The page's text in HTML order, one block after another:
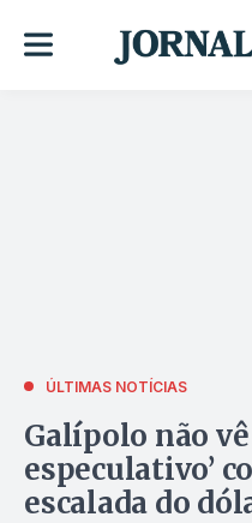
ÚLTIMAS NOTÍCIAS
Galípolo não vê
especulativo’
escalada do